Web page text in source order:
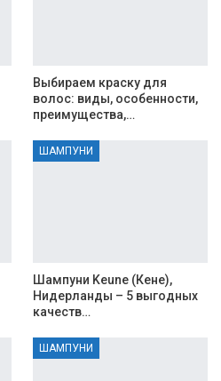
Выбираем краску для
волос: виды, особенности,
преимущества,…
ШАМПУНИ
Шампуни Keune (Кене),
Нидерланды – 5 выгодных
качеств…
ШАМПУНИ